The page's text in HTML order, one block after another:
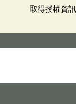
取得授權資